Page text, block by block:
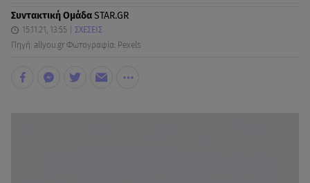
Συντακτική ΟμάδαSTAR.GR
15.11.21, 13:55
ΣΧΕΣΕΙΣ
Πηγή: allyou.gr Φωτογραφία: Pexels